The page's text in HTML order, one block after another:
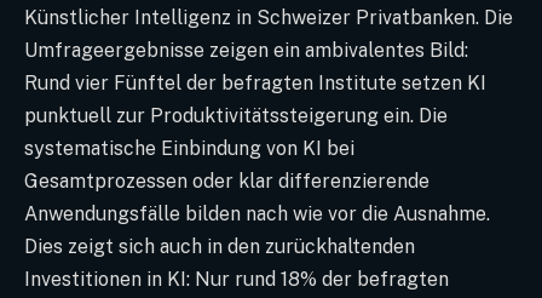
Künstlicher Intelligenz in Schweizer Privatbanken. Die
Umfrageergebnisse zeigen ein ambivalentes Bild:
Rund vier Fünftel der befragten Institute setzen KI
punktuell zur Produktivitätssteigerung ein. Die
systematische Einbindung von KI bei
Gesamtprozessen oder klar differenzierende
Anwendungsfälle bilden nach wie vor die Ausnahme.
Dies zeigt sich auch in den zurückhaltenden
Investitionen in KI: Nur rund 18% der befragten